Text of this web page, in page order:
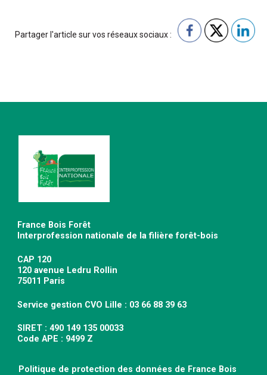
Partager l'article sur vos réseaux sociaux :
France Bois Forêt
Interprofession nationale de la filière forêt-bois
CAP 120
120 avenue Ledru Rollin
75011 Paris
Service gestion CVO Lille : 03 66 88 39 63
SIRET : 490 149 135 00033
Code APE : 9499 Z
Politique de protection des données de France Bois